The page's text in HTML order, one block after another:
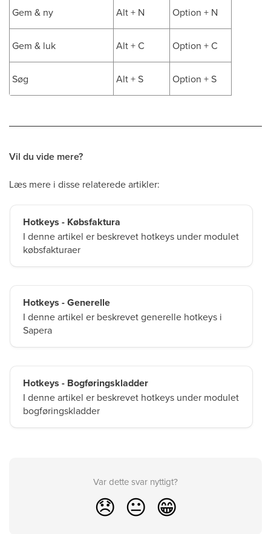
Gem & ny Alt + N Option + N
Gem & luk Alt + C Option + C
Søg Alt + S Option + S
Vil du vide mere?
Læs mere i disse relaterede artikler:
Hotkeys - Købsfaktura
I denne artikel er beskrevet hotkeys under modulet
købsfakturaer
Hotkeys - Generelle
I denne artikel er beskrevet generelle hotkeys i
Sapera
Hotkeys - Bogføringskladder
I denne artikel er beskrevet hotkeys under modulet
bogføringskladder
Var dette svar nyttigt?
😞 😐 😁